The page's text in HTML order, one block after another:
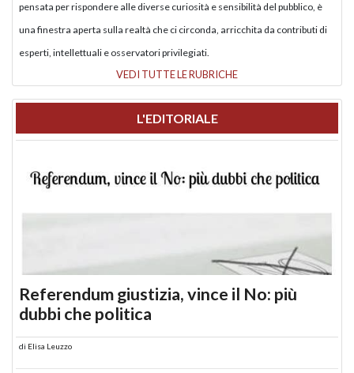
pensata per rispondere alle diverse curiosità e sensibilità del pubblico, è
una finestra aperta sulla realtà che ci circonda, arricchita da contributi di
esperti, intellettuali e osservatori privilegiati.
VEDI TUTTE LE RUBRICHE
L'EDITORIALE
Referendum giustizia, vince il No: più
dubbi che politica
di Elisa Leuzzo